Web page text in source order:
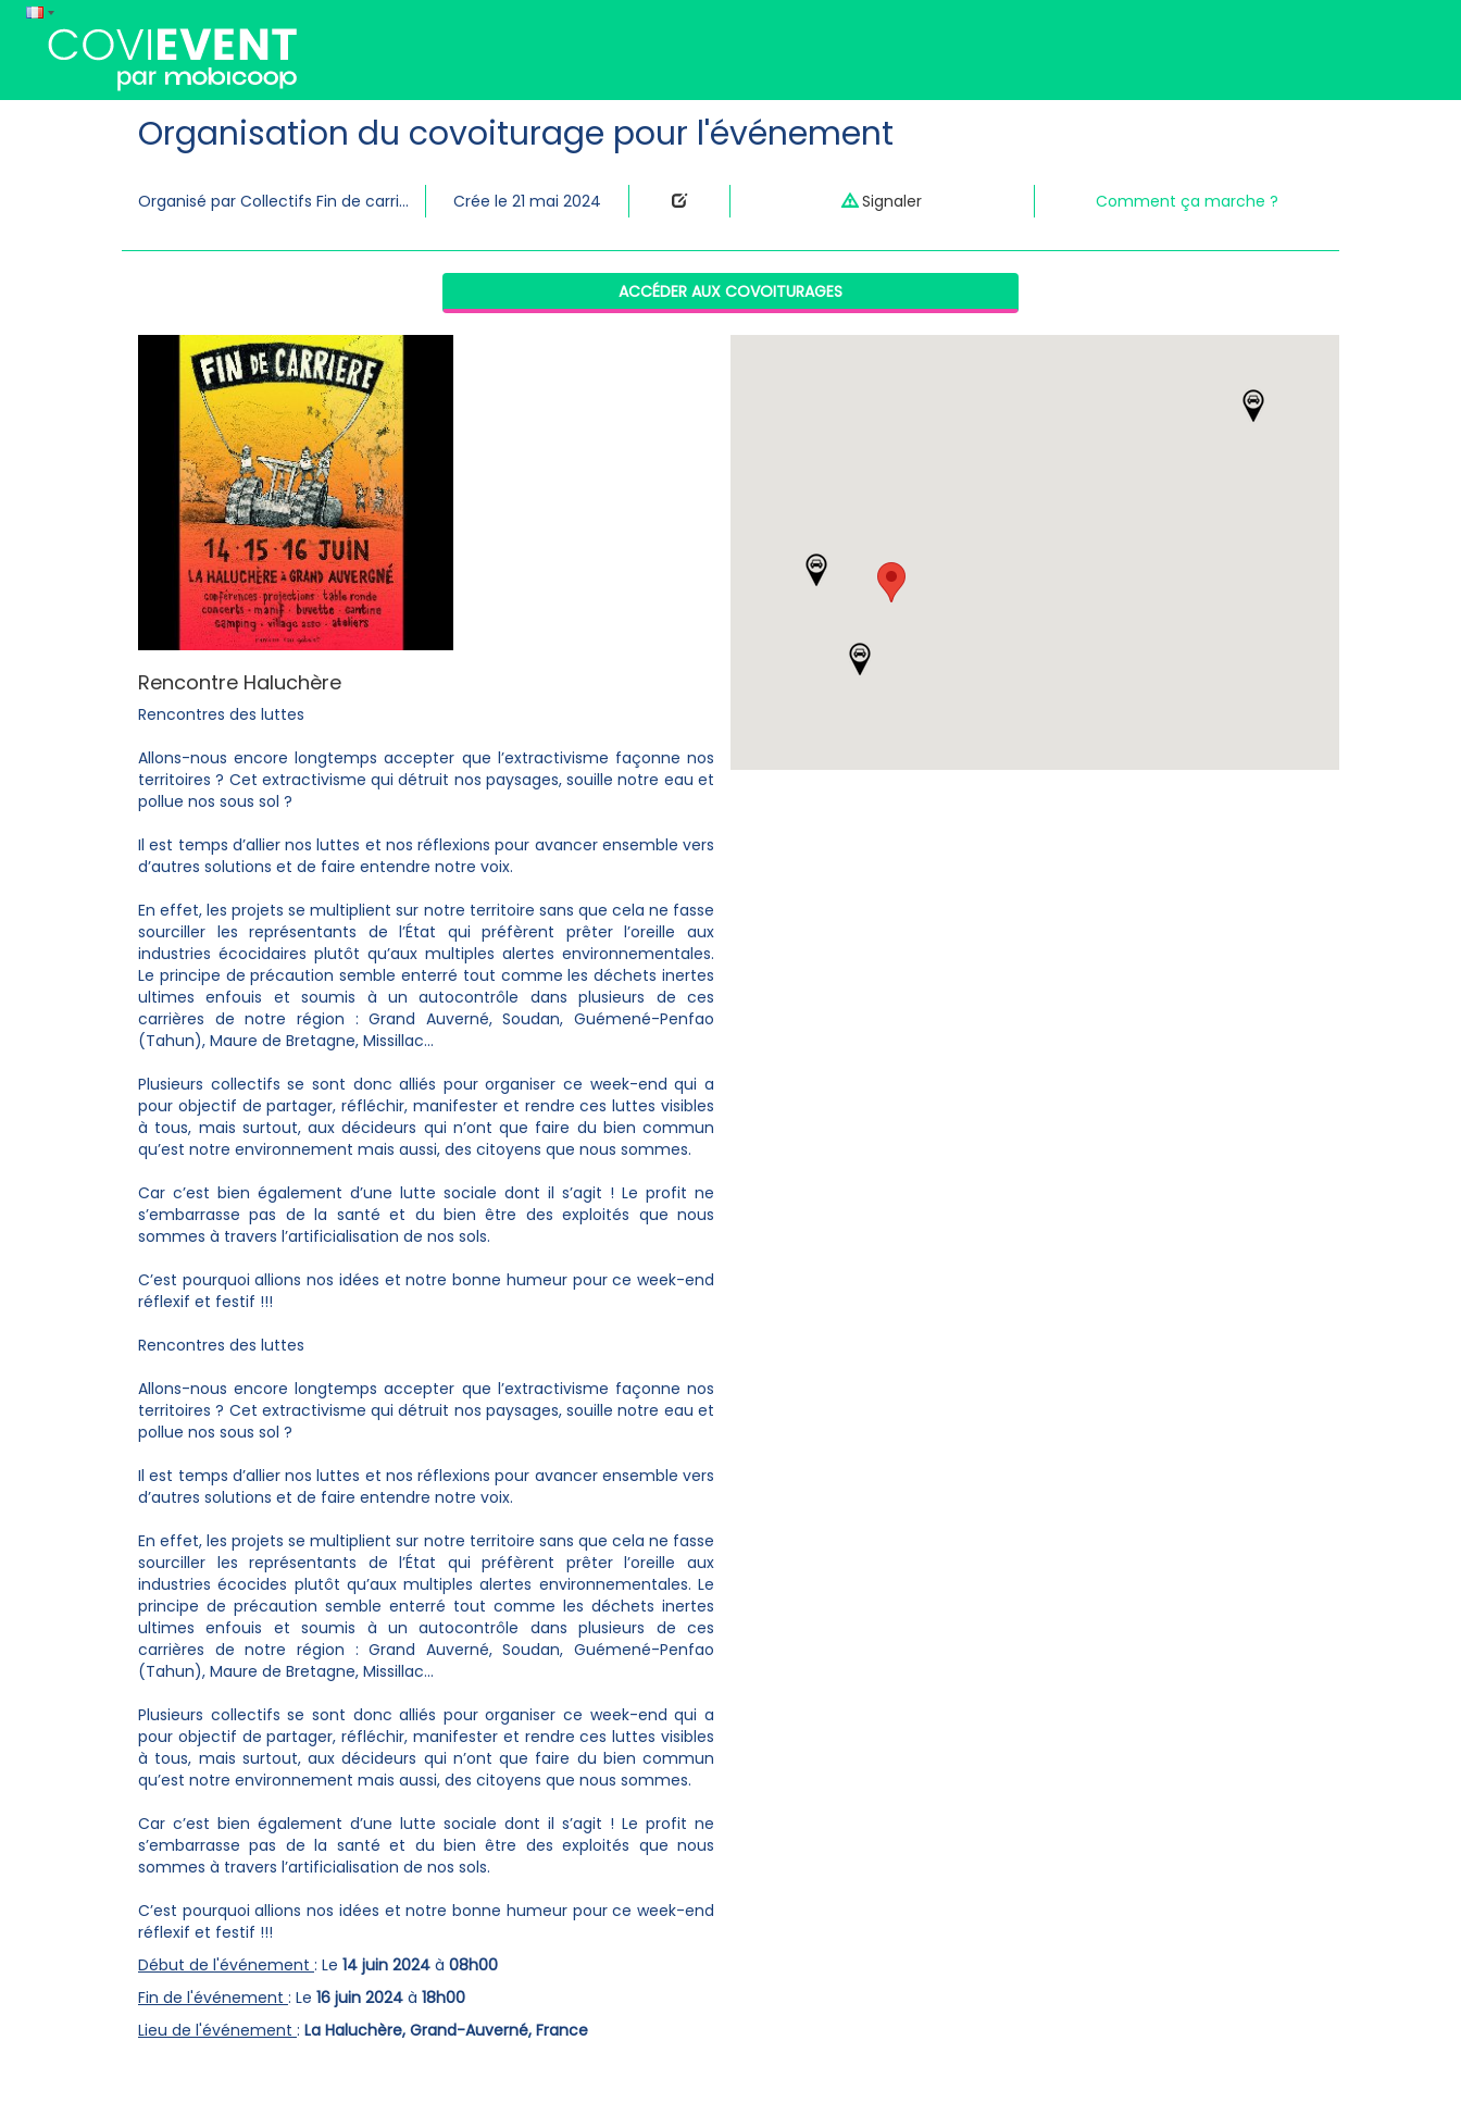
Organisation du covoiturage pour l'événement
Organisé par Collectifs Fin de carriere Crée le 21 mai 2024 Signaler Comment ça marche ?
ACCÉDER AUX COVOITURAGES
Rencontre Haluchère
Rencontres des luttes
Allons-nous encore longtemps accepter que l’extractivisme façonne nos
territoires ? Cet extractivisme qui détruit nos paysages, souille notre eau et
pollue nos sous sol ?
Il est temps d’allier nos luttes et nos réflexions pour avancer ensemble vers
d’autres solutions et de faire entendre notre voix.
En effet, les projets se multiplient sur notre territoire sans que cela ne fasse
sourciller les représentants de l’État qui préfèrent prêter l’oreille aux
industries écocidaires plutôt qu’aux multiples alertes environnementales.
Le principe de précaution semble enterré tout comme les déchets inertes
ultimes enfouis et soumis à un autocontrôle dans plusieurs de ces
carrières de notre région : Grand Auverné, Soudan, Guémené-Penfao
(Tahun), Maure de Bretagne, Missillac…
Plusieurs collectifs se sont donc alliés pour organiser ce week-end qui a
pour objectif de partager, réfléchir, manifester et rendre ces luttes visibles
à tous, mais surtout, aux décideurs qui n’ont que faire du bien commun
qu’est notre environnement mais aussi, des citoyens que nous sommes.
Car c’est bien également d’une lutte sociale dont il s’agit ! Le profit ne
s’embarrasse pas de la santé et du bien être des exploités que nous
sommes à travers l’artificialisation de nos sols.
C’est pourquoi allions nos idées et notre bonne humeur pour ce week-end
réflexif et festif !!!
Rencontres des luttes
Allons-nous encore longtemps accepter que l’extractivisme façonne nos
territoires ? Cet extractivisme qui détruit nos paysages, souille notre eau et
pollue nos sous sol ?
Il est temps d’allier nos luttes et nos réflexions pour avancer ensemble vers
d’autres solutions et de faire entendre notre voix.
En effet, les projets se multiplient sur notre territoire sans que cela ne fasse
sourciller les représentants de l’État qui préfèrent prêter l’oreille aux
industries écocides plutôt qu’aux multiples alertes environnementales. Le
principe de précaution semble enterré tout comme les déchets inertes
ultimes enfouis et soumis à un autocontrôle dans plusieurs de ces
carrières de notre région : Grand Auverné, Soudan, Guémené-Penfao
(Tahun), Maure de Bretagne, Missillac…
Plusieurs collectifs se sont donc alliés pour organiser ce week-end qui a
pour objectif de partager, réfléchir, manifester et rendre ces luttes visibles
à tous, mais surtout, aux décideurs qui n’ont que faire du bien commun
qu’est notre environnement mais aussi, des citoyens que nous sommes.
Car c’est bien également d’une lutte sociale dont il s’agit ! Le profit ne
s’embarrasse pas de la santé et du bien être des exploités que nous
sommes à travers l’artificialisation de nos sols.
C’est pourquoi allions nos idées et notre bonne humeur pour ce week-end
réflexif et festif !!!
Début de l'événement : Le 14 juin 2024 à 08h00
Fin de l'événement : Le 16 juin 2024 à 18h00
Lieu de l'événement : La Haluchère, Grand-Auverné, France